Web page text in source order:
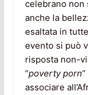
celebrano non
anche la
esaltata in
evento si può
risposta non-
“poverty porn
associare